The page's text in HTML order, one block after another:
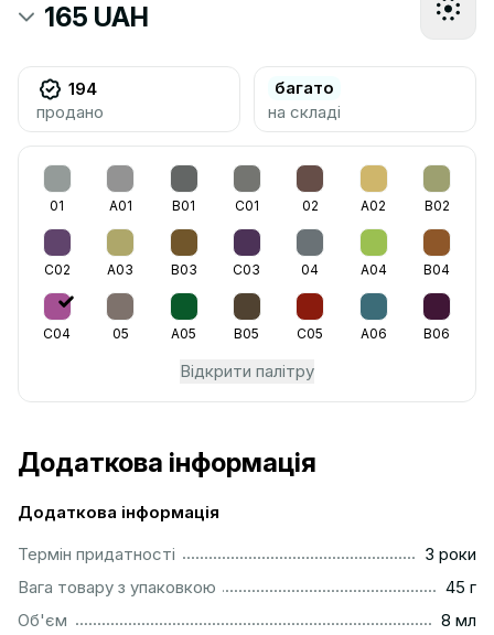
165 UAH
194
продано
багато
на складі
01 A01 B01 C01 02 A02 B02
C02 A03 B03 C03 04 A04 B04
C04 05 A05 B05 C05 A06 B06
Відкрити палітру
Додаткова інформація
Додаткова інформація
Термін придатності
3 роки
Вага товару з упаковкою
45 г
Об'єм
8 мл